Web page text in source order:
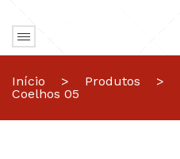
Início > Produtos >
Coelhos 05